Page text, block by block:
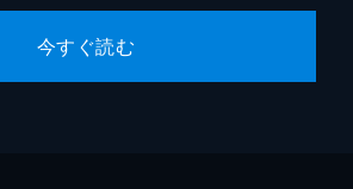
今すぐ読む